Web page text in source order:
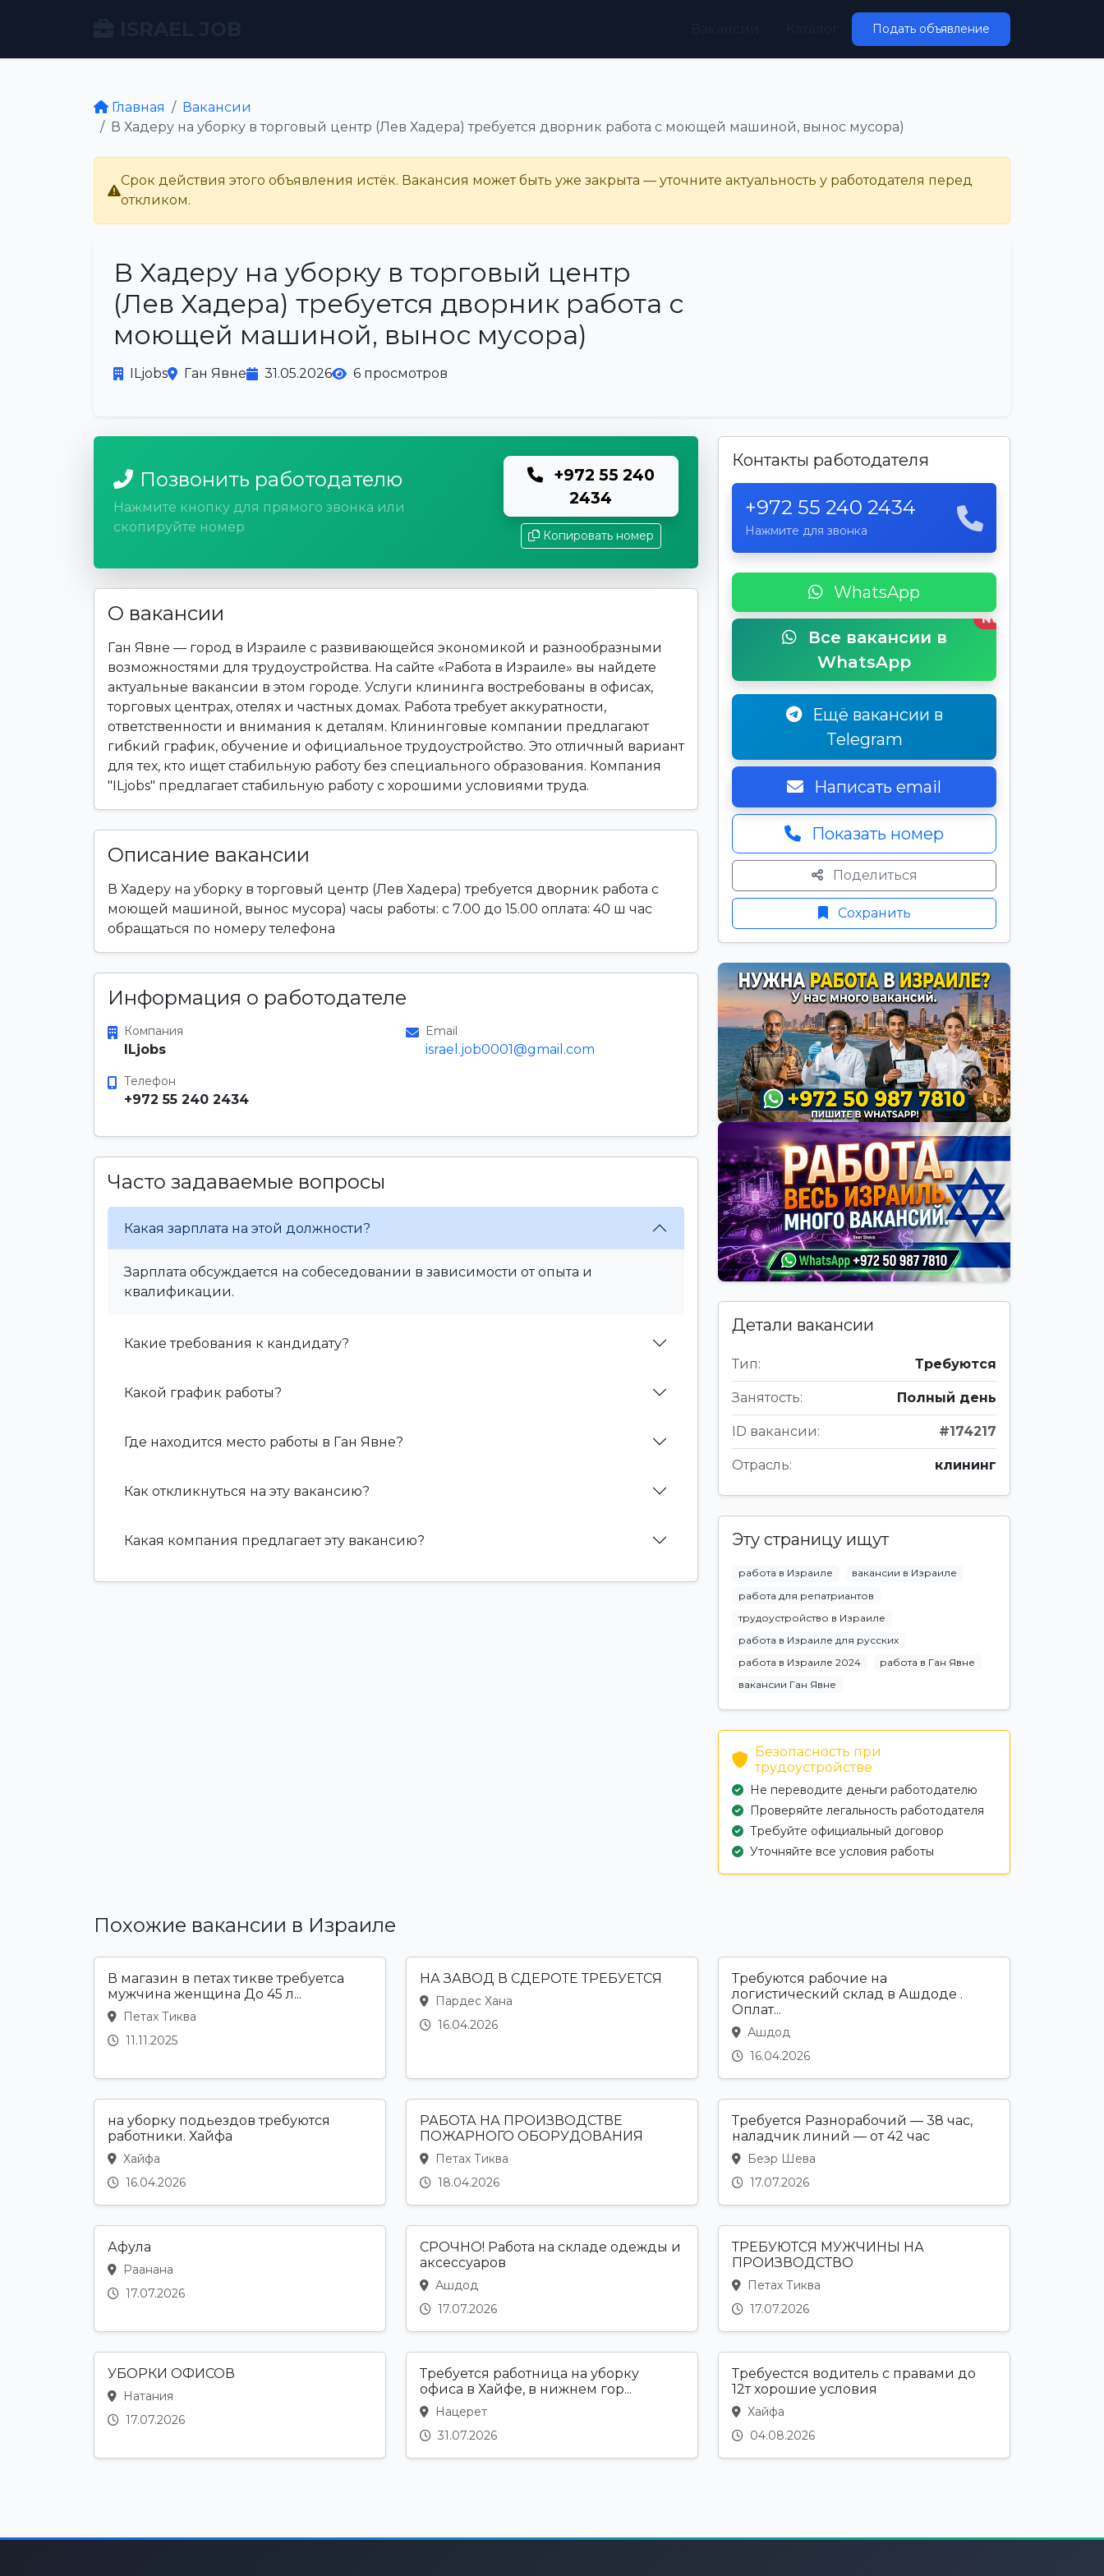
Подать объявление
Главная
Вакансии
В Хадеру на уборку в торговый центр (Лев Хадера) требуется дворник работа с моющей машиной, вынос мусора)
Срок действия этого объявления истёк. Вакансия может быть уже закрыта — уточните актуальность у работодателя перед
откликом.
В Хадеру на уборку в торговый центр
(Лев Хадера) требуется дворник работа с
моющей машиной, вынос мусора)
ILjobs Ган Явне 31.05.2026 6 просмотров
Позвонить работодателю
Нажмите кнопку для прямого звонка или
скопируйте номер
+972 55 240
2434
Копировать номер
О вакансии
Ган Явне — город в Израиле с развивающейся экономикой и разнообразными
возможностями для трудоустройства. На сайте «Работа в Израиле» вы найдете
актуальные вакансии в этом городе. Услуги клининга востребованы в офисах,
торговых центрах, отелях и частных домах. Работа требует аккуратности,
ответственности и внимания к деталям. Клининговые компании предлагают
гибкий график, обучение и официальное трудоустройство. Это отличный вариант
для тех, кто ищет стабильную работу без специального образования. Компания
"ILjobs" предлагает стабильную работу с хорошими условиями труда.
Описание вакансии
В Хадеру на уборку в торговый центр (Лев Хадера) требуется дворник работа с
моющей машиной, вынос мусора) часы работы: с 7.00 до 15.00 оплата: 40 ш час
обращаться по номеру телефона
Информация о работодателе
Компания
ILjobs
Email
israel.job0001@gmail.com
Телефон
+972 55 240 2434
Часто задаваемые вопросы
Какая зарплата на этой должности?
Зарплата обсуждается на собеседовании в зависимости от опыта и
квалификации.
Какие требования к кандидату?
Какой график работы?
Где находится место работы в Ган Явне?
Как откликнуться на эту вакансию?
Какая компания предлагает эту вакансию?
Контакты работодателя
+972 55 240 2434
Нажмите для звонка
WhatsApp
Все вакансии в
WhatsApp
New
Ещё вакансии в
Telegram
Написать email
Показать номер
Поделиться
Сохранить
Детали вакансии
Тип: Требуются
Занятость: Полный день
ID вакансии: #174217
Отрасль: клининг
Эту страницу ищут
работа в Израиле
вакансии в Израиле
работа для репатриантов
трудоустройство в Израиле
работа в Израиле для русских
работа в Израиле 2024
работа в Ган Явне
вакансии Ган Явне
Безопасность при
трудоустройстве
Не переводите деньги работодателю
Проверяйте легальность работодателя
Требуйте официальный договор
Уточняйте все условия работы
Похожие вакансии в Израиле
В магазин в петах тикве требуетса
мужчина женщина До 45 л...
Петах Тиква
11.11.2025
НА ЗАВОД В СДЕРОТЕ ТРЕБУЕТСЯ
Пардес Хана
16.04.2026
Требуются рабочие на
логистический склад в Ашдоде .
Оплат...
Ашдод
16.04.2026
на уборку подьездов требуются
работники. Хайфа
Хайфа
16.04.2026
РАБОТА НА ПРОИЗВОДСТВЕ
ПОЖАРНОГО ОБОРУДОВАНИЯ
Петах Тиква
18.04.2026
Требуется Разнорабочий — 38 час,
наладчик линий — от 42 час
Беэр Шева
17.07.2026
Афула
Раанана
17.07.2026
СРОЧНО! Работа на складе одежды и
аксессуаров
Ашдод
17.07.2026
ТРЕБУЮТСЯ МУЖЧИНЫ НА
ПРОИЗВОДСТВО
Петах Тиква
17.07.2026
УБОРКИ ОФИСОВ
Натания
17.07.2026
Требуется работница на уборку
офиса в Хайфе, в нижнем гор...
Нацерет
31.07.2026
Требуестся водитель с правами до
12т хорошие условия
Хайфа
04.08.2026